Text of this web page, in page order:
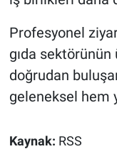
Profesyonel
gıda sektörünün
doğrudan
geleneksel hem
Kaynak: RSS